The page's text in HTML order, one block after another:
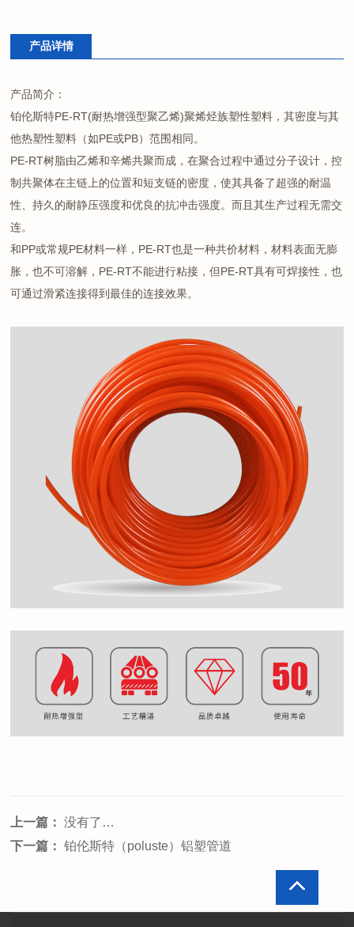
产品详情
产品简介：
铂伦斯特PE-RT(耐热增强型聚乙烯)聚烯烃族塑性塑料，其密度与其
他热塑性塑料（如PE或PB）范围相同。
PE-RT树脂由乙烯和辛烯共聚而成，在聚合过程中通过分子设计，控
制共聚体在主链上的位置和短支链的密度，使其具备了超强的耐温
性、持久的耐静压强度和优良的抗冲击强度。而且其生产过程无需交
连。
和PP或常规PE材料一样，PE-RT也是一种共价材料，材料表面无膨
胀，也不可溶解，PE-RT不能进行粘接，但PE-RT具有可焊接性，也
可通过滑紧连接得到最佳的连接效果。
上一篇：没有了…
下一篇：铂伦斯特（poluste）铝塑管道